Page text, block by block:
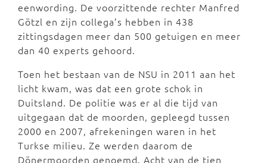
eenwording. De voorzittende rechter Manfred
Götzl en zijn collega’s hebben in 438
zittingsdagen meer dan 500 getuigen en meer
dan 40 experts gehoord.
Toen het bestaan van de NSU in 2011 aan het
licht kwam, was dat een grote schok in
Duitsland. De politie was er al die tijd van
uitgegaan dat de moorden, gepleegd tussen
2000 en 2007, afrekeningen waren in het
Turkse milieu. Ze werden daarom de
Dönermoorden genoemd. Acht van de tien